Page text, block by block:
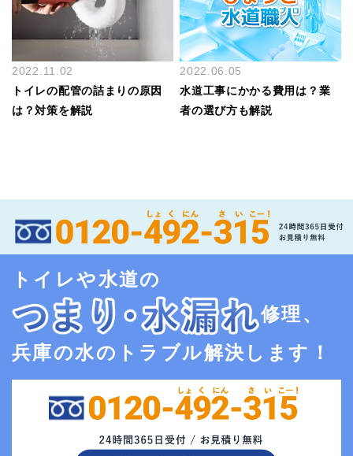
2022.11.02
トイレの配管の詰まりの原因
は？対策を解説
2022.06.05
水道工事にかかる費用は？業
者の選び方も解説
トイレや水道の
修理、
兵庫の水のトラブル解決します！